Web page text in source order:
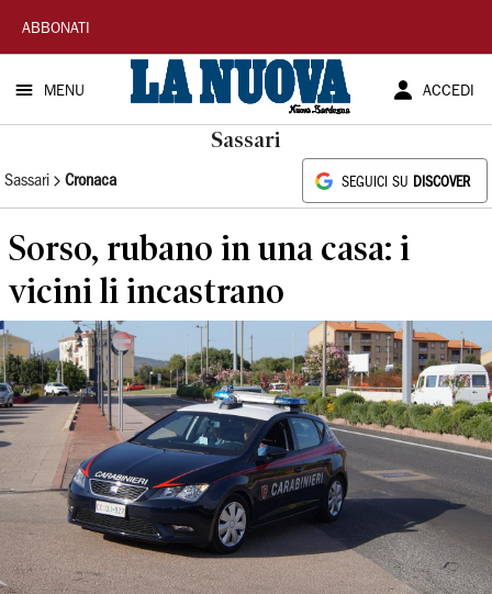
La
Nuova
Sardegna
ABBONATI
MENU ACCEDI
Sassari
Sassari Cronaca SEGUICI SU DISCOVER
Sorso, rubano in una casa: i
vicini li incastrano